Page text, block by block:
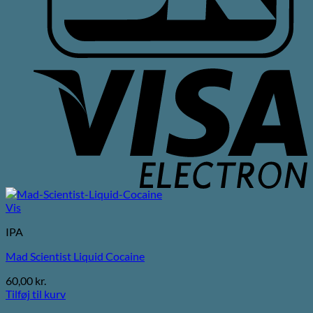
Vis
IPA
Mad Scientist Liquid Cocaine
60,00 kr.
Tilføj til kurv